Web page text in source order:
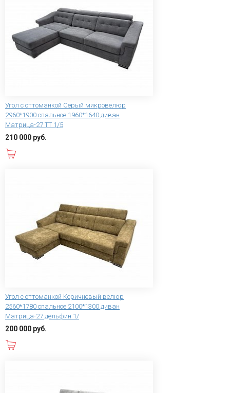
Угол с оттоманкой Серый микровелюр
2960*1900 спальное 1960*1640 диван
Матрица-27 ТТ 1/5
210 000 руб.
Угол с оттоманкой Коричневый велюр
2560*1780 спальное 2100*1300 диван
Матрица-27 дельфин 1/
200 000 руб.